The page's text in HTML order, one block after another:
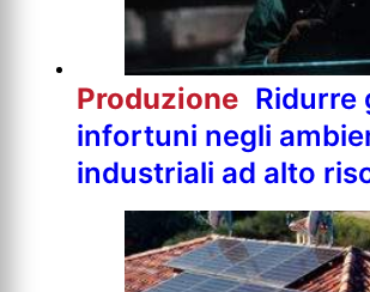
Produzione Ridurre
infortuni negli
industriali ad alto